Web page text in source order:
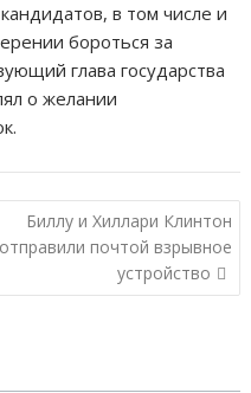
в том числе и
бороться за
глава государства
о желании
Биллу и Хиллари Клинтон
отправили почтой взрывное
устройство